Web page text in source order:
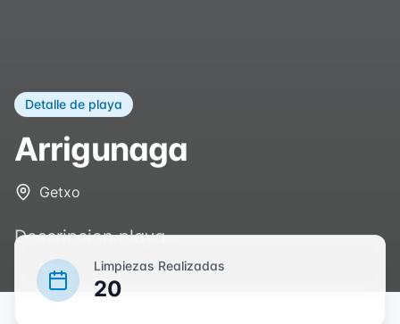
Detalle de playa
Arrigunaga
Getxo
Descripcion playa
Limpiezas Realizadas
20